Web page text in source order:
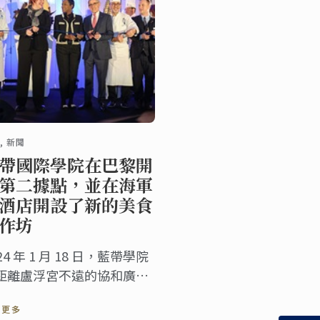
新聞
國際學院在巴黎開
二據點，並在海軍
店開設了新的美食
坊
年 1 月 18 日，藍帶學院
離盧浮宮不遠的協和廣場
慶祝其新的據點盛大
多